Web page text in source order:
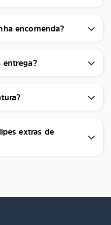
encomenda?
entrega?
extras de